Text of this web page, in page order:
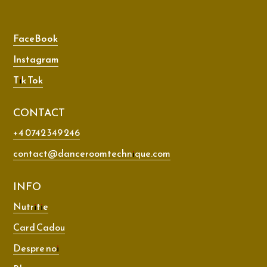
FaceBook
Instagram
Tik Tok
CONTACT
+4 0742 349 246
contact@danceroomtechnique.com
INFO
Nutritie
Card Cadou
Despre noi